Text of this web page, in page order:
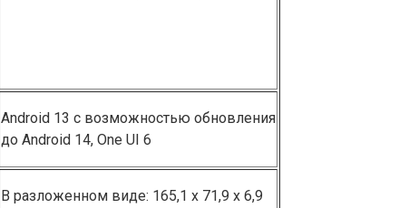
Android 13 с возможностью обновления
до Android 14, One UI 6
В разложенном виде: 165,1 х 71,9 х 6,9